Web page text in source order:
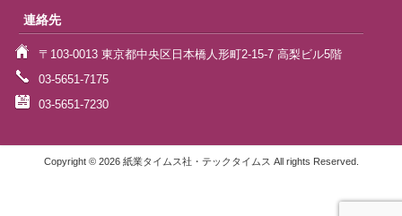
連絡先
〒103-0013 東京都中央区日本橋人形町2-15-7 高梨ビル5階
03-5651-7175
03-5651-7230
Copyright © 2026 紙業タイムス社・テックタイムス All rights Reserved.